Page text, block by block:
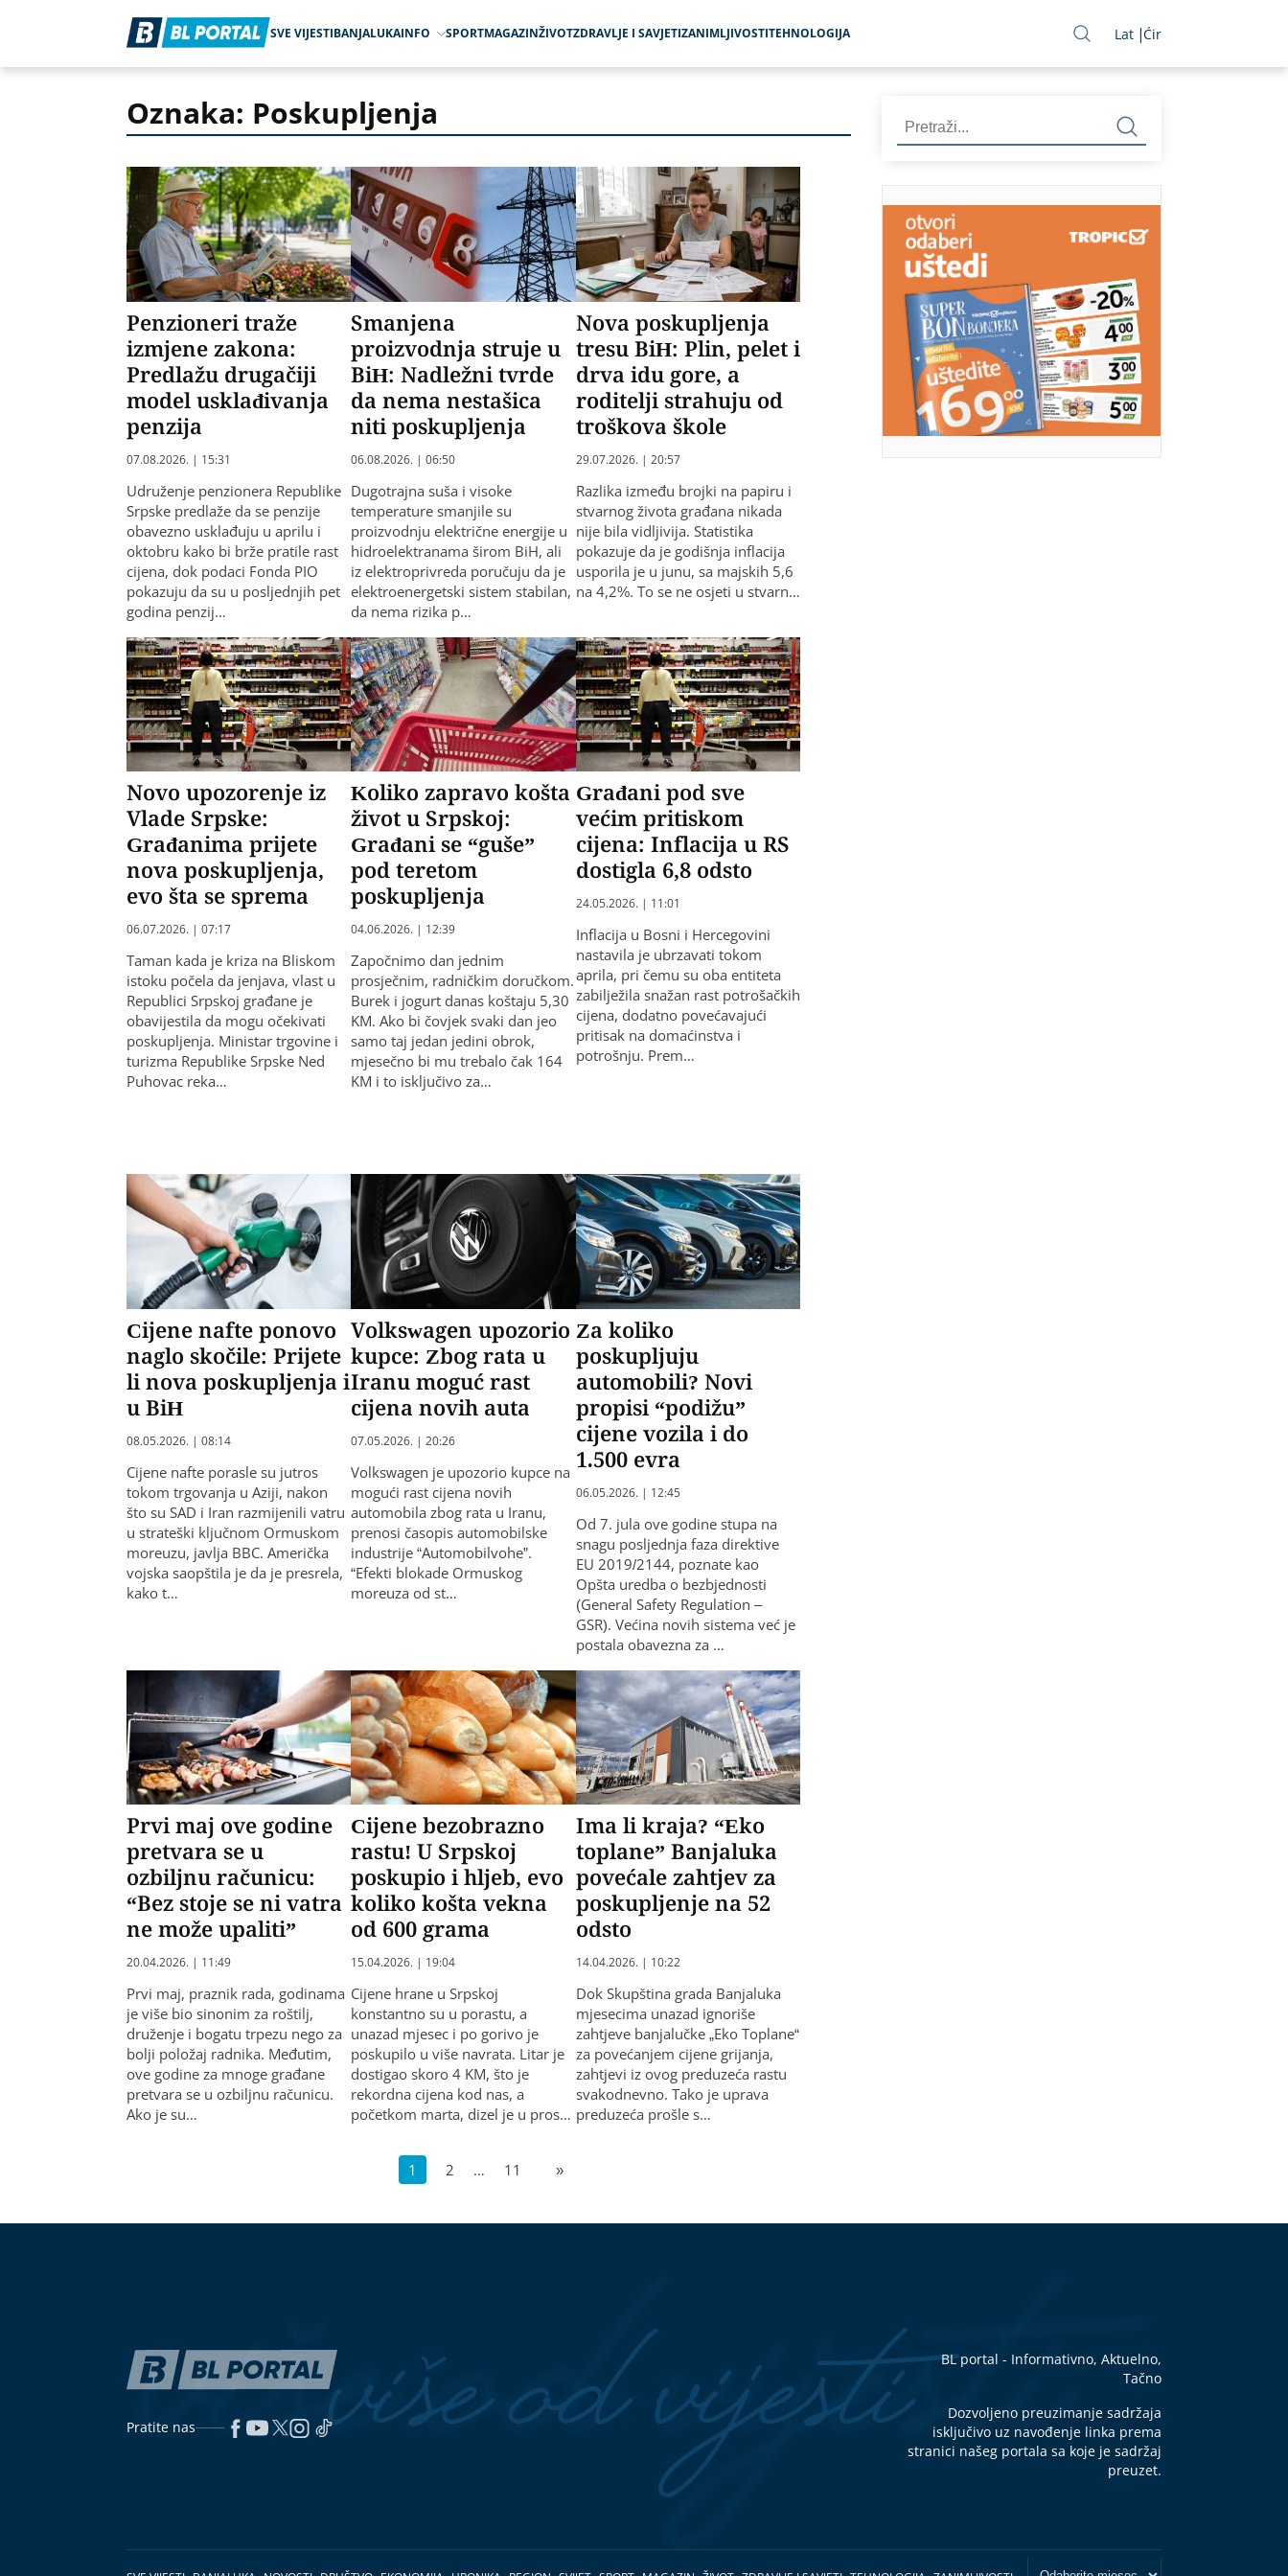
SVE VIJESTIBANJALUKAINFO SPORTMAGAZINŽIVOTZDRAVLJE I SAVJETIZANIMLJIVOSTITEHNOLOGIJA Lat Ćir
Oznaka: Poskupljenja
Penzioneri traže
izmjene zakona:
Predlažu drugačiji
model usklađivanja
penzija
07.08.2026. | 15:31
Udruženje penzionera Republike
Srpske predlaže da se penzije
obavezno usklađuju u aprilu i
oktobru kako bi brže pratile rast
cijena, dok podaci Fonda PIO
pokazuju da su u posljednjih pet
godina penzij…
Smanjena
proizvodnja struje u
BiH: Nadležni tvrde
da nema nestašica
niti poskupljenja
06.08.2026. | 06:50
Dugotrajna suša i visoke
temperature smanjile su
proizvodnju električne energije u
hidroelektranama širom BiH, ali
iz elektroprivreda poručuju da je
elektroenergetski sistem stabilan,
da nema rizika p…
Nova poskupljenja
tresu BiH: Plin, pelet i
drva idu gore, a
roditelji strahuju od
troškova škole
29.07.2026. | 20:57
Razlika između brojki na papiru i
stvarnog života građana nikada
nije bila vidljivija. Statistika
pokazuje da je godišnja inflacija
usporila je u junu, sa majskih 5,6
na 4,2%. To se ne osjeti u stvarn…
Novo upozorenje iz
Vlade Srpske:
Građanima prijete
nova poskupljenja,
evo šta se sprema
06.07.2026. | 07:17
Taman kada je kriza na Bliskom
istoku počela da jenjava, vlast u
Republici Srpskoj građane je
obavijestila da mogu očekivati
poskupljenja. Ministar trgovine i
turizma Republike Srpske Ned
Puhovac reka…
Koliko zapravo košta
život u Srpskoj:
Građani se “guše”
pod teretom
poskupljenja
04.06.2026. | 12:39
Započnimo dan jednim
prosječnim, radničkim doručkom.
Burek i jogurt danas koštaju 5,30
KM. Ako bi čovjek svaki dan jeo
samo taj jedan jedini obrok,
mjesečno bi mu trebalo čak 164
KM i to isključivo za…
Građani pod sve
većim pritiskom
cijena: Inflacija u RS
dostigla 6,8 odsto
24.05.2026. | 11:01
Inflacija u Bosni i Hercegovini
nastavila je ubrzavati tokom
aprila, pri čemu su oba entiteta
zabilježila snažan rast potrošačkih
cijena, dodatno povećavajući
pritisak na domaćinstva i
potrošnju. Prem…
Cijene nafte ponovo
naglo skočile: Prijete
li nova poskupljenja i
u BiH
08.05.2026. | 08:14
Cijene nafte porasle su jutros
tokom trgovanja u Aziji, nakon
što su SAD i Iran razmijenili vatru
u strateški ključnom Ormuskom
moreuzu, javlja BBC. Američka
vojska saopštila je da je presrela,
kako t…
Volkswagen upozorio
kupce: Zbog rata u
Iranu moguć rast
cijena novih auta
07.05.2026. | 20:26
Volkswagen je upozorio kupce na
mogući rast cijena novih
automobila zbog rata u Iranu,
prenosi časopis automobilske
industrije “Automobilvohe”.
“Efekti blokade Ormuskog
moreuza od st…
Za koliko
poskupljuju
automobili? Novi
propisi “podižu”
cijene vozila i do
1.500 evra
06.05.2026. | 12:45
Od 7. jula ove godine stupa na
snagu posljednja faza direktive
EU 2019/2144, poznate kao
Opšta uredba o bezbjednosti
(General Safety Regulation –
GSR). Većina novih sistema već je
postala obavezna za …
Prvi maj ove godine
pretvara se u
ozbiljnu računicu:
“Bez stoje se ni vatra
ne može upaliti”
20.04.2026. | 11:49
Prvi maj, praznik rada, godinama
je više bio sinonim za roštilj,
druženje i bogatu trpezu nego za
bolji položaj radnika. Međutim,
ove godine za mnoge građane
pretvara se u ozbiljnu računicu.
Ako je su…
Cijene bezobrazno
rastu! U Srpskoj
poskupio i hljeb, evo
koliko košta vekna
od 600 grama
15.04.2026. | 19:04
Cijene hrane u Srpskoj
konstantno su u porastu, a
unazad mjesec i po gorivo je
poskupilo u više navrata. Litar je
dostigao skoro 4 KM, što je
rekordna cijena kod nas, a
početkom marta, dizel je u pros…
Ima li kraja? “Eko
toplane” Banjaluka
povećale zahtjev za
poskupljenje na 52
odsto
14.04.2026. | 10:22
Dok Skupština grada Banjaluka
mjesecima unazad ignoriše
zahtjeve banjalučke „Eko Toplane“
za povećanjem cijene grijanja,
zahtjevi iz ovog preduzeća rastu
svakodnevno. Tako je uprava
preduzeća prošle s…
1 2 … 11 »
Pratite nas
BL portal - Informativno, Aktuelno,
Tačno
Dozvoljeno preuzimanje sadržaja
isključivo uz navođenje linka prema
stranici našeg portala sa koje je sadržaj
preuzet.